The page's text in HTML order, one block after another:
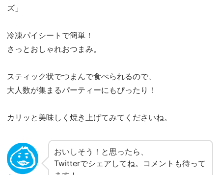
ズ」
冷凍パイシートで簡単！
さっとおしゃれおつまみ。
スティック状でつまんで食べられるので、
大人数が集まるパーティーにもぴったり！
カリッと美味しく焼き上げてみてくださいね。
おいしそう！と思ったら、
Twitterでシェアしてね。コメントも待って